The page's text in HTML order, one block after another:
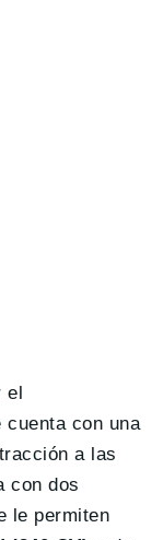
el
cuenta con una
a las
con dos
le permiten